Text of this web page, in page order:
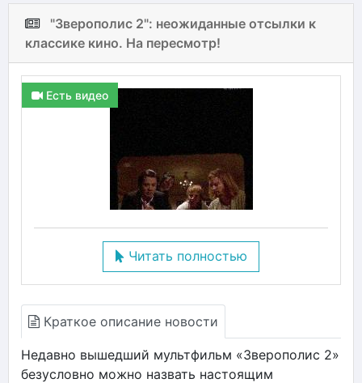
"Зверополис 2": неожиданные отсылки к
классике кино. На пересмотр!
Есть видео
Читать полностью
Краткое описание новости
Недавно вышедший мультфильм «Зверополис 2»
безусловно можно назвать настоящим